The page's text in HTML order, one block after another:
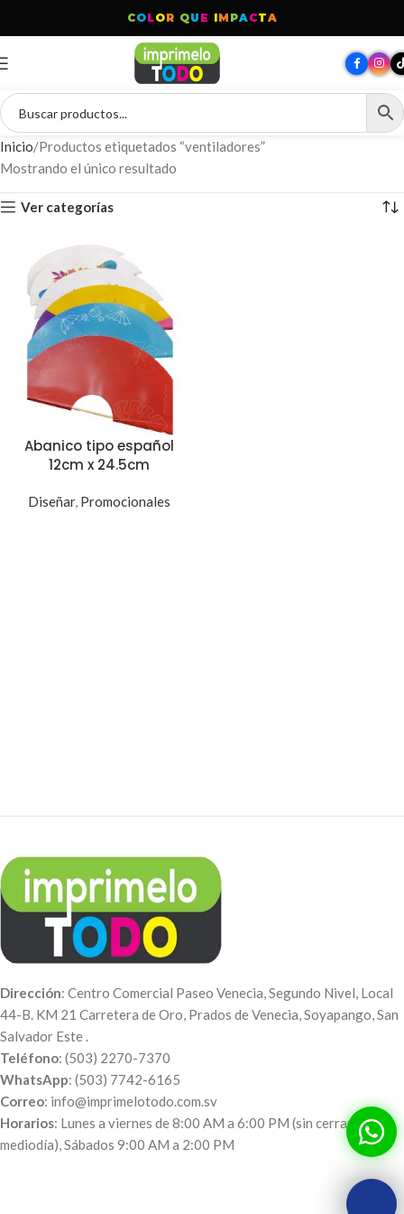
COLOR QU E IM PACTA
Inicio Productos etiquetados “ventiladores”
Mostrando el único resultado
Ver categorías
Abanico tipo español
12cm x 24.5cm
Diseñar, Promocionales
Dirección: Centro Comercial Paseo Venecia, Segundo Nivel, Local
44-B. KM 21 Carretera de Oro, Prados de Venecia, Soyapango, San
Salvador Este .
Teléfono: (503) 2270-7370
WhatsApp: (503) 7742-6165
Correo: info@imprimelotodo.com.sv
Horarios: Lunes a viernes de 8:00 AM a 6:00 PM (sin cerrar al
mediodía), Sábados 9:00 AM a 2:00 PM